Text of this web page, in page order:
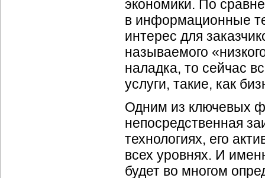
экономики. По
в информационные
интерес для
называемого
наладка, то сейчас
услуги, такие, как
Одним из ключевых
непосредственная
технологиях, его
всех уровнях. И
будет во многом